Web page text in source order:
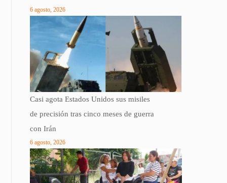
6 agosto, 2026
Casi agota Estados Unidos sus misiles
de precisión tras cinco meses de guerra
con Irán
6 agosto, 2026